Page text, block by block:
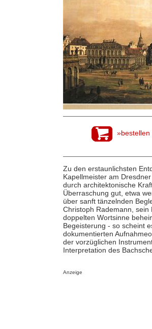
»bestellen
Zu den erstaunlichsten
Kapellmeister am
durch architektonische
Überraschung gut, etwa
über sanft tänzelnden
Christoph Rademann,
doppelten Wortsinne
Begeisterung - so scheint
dokumentierten
der vorzüglichen
Interpretation des
Anzeige